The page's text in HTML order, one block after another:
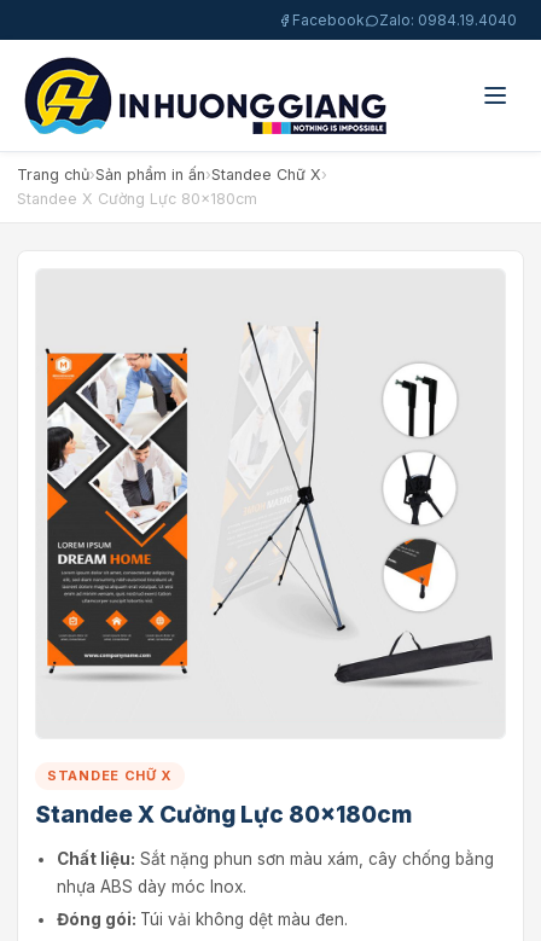
Facebook Zalo: 0984.19.4040
Trang chủ›Sản phẩm in ấn›Standee Chữ X›
Standee X Cường Lực 80x180cm
STANDEE CHỮ X
Standee X Cường Lực 80x180cm
Chất liệu: Sắt nặng phun sơn màu xám, cây chống bằng
nhựa ABS dày móc Inox.
Đóng gói: Túi vải không dệt màu đen.